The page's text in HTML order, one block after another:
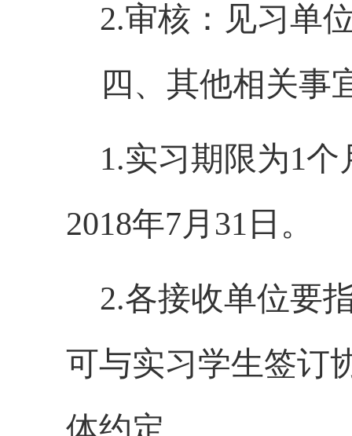
2.审核：见习单
四、其他相关事
1.实习期限为1个
2018年7月31日。
2.各接收单位要
可与实习学生签订